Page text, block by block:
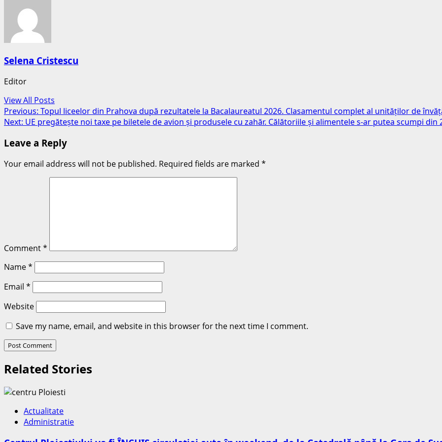
Selena Cristescu
Editor
View All Posts
Post
navigation
Previous: Topul liceelor din Prahova după rezultatele la Bacalaureatul 2026. Clasamentul complet al unităților de
Next: UE pregătește noi taxe pe biletele de avion și produsele cu zahăr. Călătoriile și alimentele s-ar putea scumpi din
Leave a Reply
Your email address will not be published. Required fields are marked *
Comment*
Name*
Email *
Website
Save my name, email, and website in this browser for the next time I comment.
Related Stories
Actualitate
Administratie